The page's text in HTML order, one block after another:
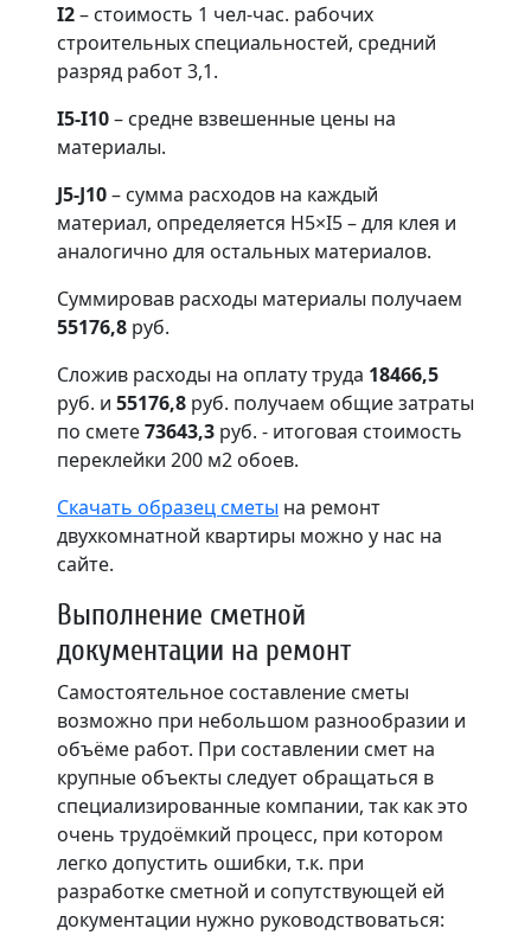
I2– стоимость 1 чел-час. рабочих
строительных специальностей, средний
разряд работ 3,1.
I5-I10– средне взвешенные цены на
материалы.
J5-J10– сумма расходов на каждый
материал, определяется Н5×I5 – для клея и
аналогично для остальных материалов.
Суммировав расходы материалы получаем
55176,8 руб.
Сложив расходы на оплату труда 18466,5
руб. и 55176,8 руб. получаем общие затраты
по смете73643,3 руб. - итоговая стоимость
переклейки 200 м2 обоев.
Скачать образец сметы на ремонт
двухкомнатной квартиры можно у нас на
сайте.
Выполнение сметной
документации на ремонт
Самостоятельное составление сметы
возможно при небольшом разнообразии и
объёме работ. При составлении смет на
крупные объекты следует обращаться в
специализированные компании, так как это
очень трудоёмкий процесс, при котором
легко допустить ошибки, т.к. при
разработке сметной и сопутствующей ей
документации нужно руководствоваться: